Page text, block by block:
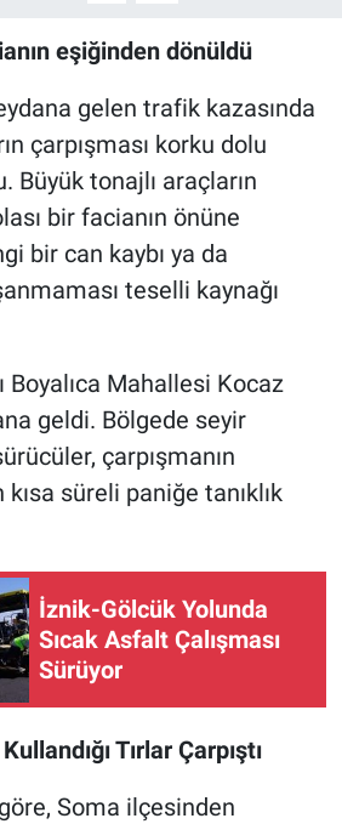
eşiğinden dönüldü
gelen trafik kazasında
çarpışması korku dolu
Büyük tonajlı araçların
bir facianın önüne
bir can kaybı ya da
teselli kaynağı
Boyalıca Mahallesi Kocaz
geldi. Bölgede seyir
çarpışmanın
süreli paniğe tanıklık
İznik-Gölcük Yolunda
Sıcak Asfalt Çalışması
Sürüyor
Tırlar Çarpıştı
Soma ilçesinden